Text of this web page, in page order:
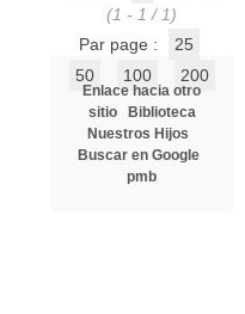
(1 - 1 / 1)
Par page :
25
50
100 200
Enlace hacia otro
sitio
Biblioteca
Nuestros Hijos
Buscar en Google
pmb